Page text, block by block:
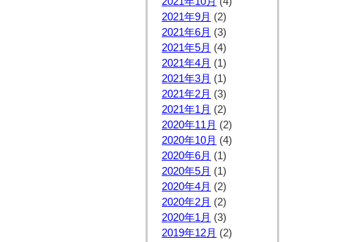
2021年9月 (2)
2021年6月 (3)
2021年5月 (4)
2021年4月 (1)
2021年3月 (1)
2021年2月 (3)
2021年1月 (2)
2020年11月 (2)
2020年10月 (4)
2020年6月 (1)
2020年5月 (1)
2020年4月 (2)
2020年2月 (2)
2020年1月 (3)
2019年12月 (2)